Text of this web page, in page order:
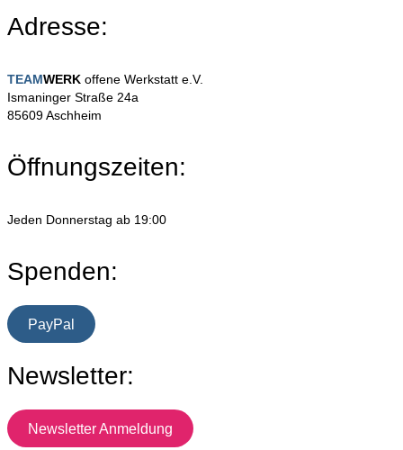
Adresse:
TEAMWERK offene Werkstatt e.V.
Ismaninger Straße 24a
85609 Aschheim
Öffnungszeiten:
Jeden Donnerstag ab 19:00
Spenden:
PayPal
Newsletter:
Newsletter Anmeldung